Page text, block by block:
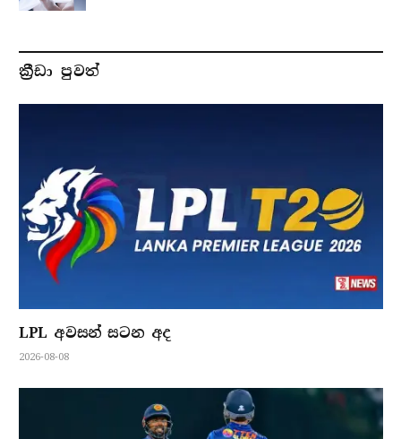
ක්‍රීඩා පුවත්
LPL අවසන් සටන අද
2026-08-08